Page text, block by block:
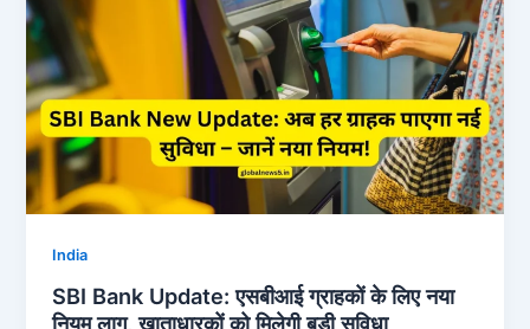
India
SBI Bank Update: एसबीआई ग्राहकों के लिए नया
नियम लागू, खाताधारकों को मिलेगी बड़ी सुविधा